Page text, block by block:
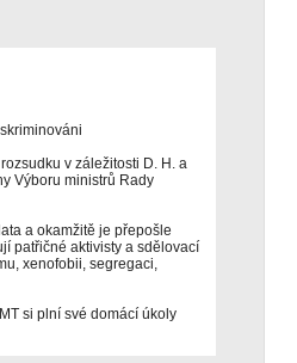
v záležitosti D. H. a
Výboru ministrů Rady
a okamžitě je přepošle
patřičné aktivisty a sdělovací
xenofobii, segregaci,
si plní své domácí úkoly